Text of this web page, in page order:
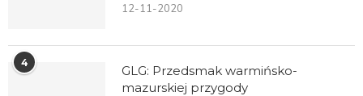
12-11-2020
4
GLG: Przedsmak warmińsko-
mazurskiej przygody